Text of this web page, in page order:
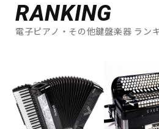
RANKING
電子ピアノ・その他鍵盤楽器 ラン